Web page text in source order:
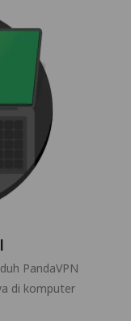
PandaVPN
di komputer